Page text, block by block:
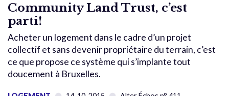
Community Land Trust, c’est
parti!
Acheter un logement dans le cadre d’un projet
collectif et sans devenir propriétaire du terrain, c’est
ce que propose ce système qui s’implante tout
doucement à Bruxelles.